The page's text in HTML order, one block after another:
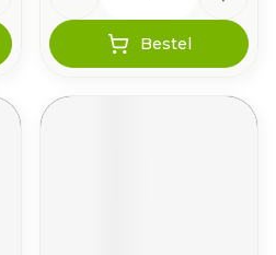
Bestel